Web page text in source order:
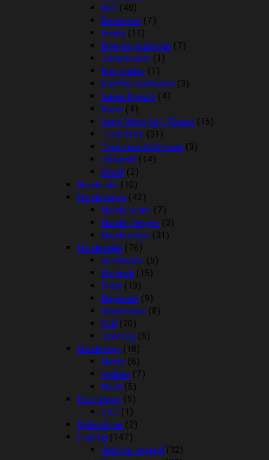
Ben (40)
Benebone (7)
Boxby (11)
Diverse godbidder (7)
Julekalender (1)
Kiwi walker (1)
Kornfrie Godbidder (3)
Lakse Krønch (4)
Mush (4)
Semi Moist Soft Treats (15)
TreatTime (31)
Treattime Soft Snak (3)
Vitakraft (14)
Woolf (2)
Hunde sko (10)
Hundesenge (42)
Hunde puder (7)
Hunde Tæpper (3)
Hundesenge (31)
Hundeskåle (76)
Automater (5)
Keramik (15)
Plast (13)
Rejsesæt (9)
Slowfeeder (8)
Stål (20)
Underlag (5)
Hundetegn (18)
Hjerte (6)
kødben (7)
Rund (5)
Kosttilskud (5)
CBD (1)
Kølemåtter (2)
Legetøj (147)
Aktivitet legetøj (32)